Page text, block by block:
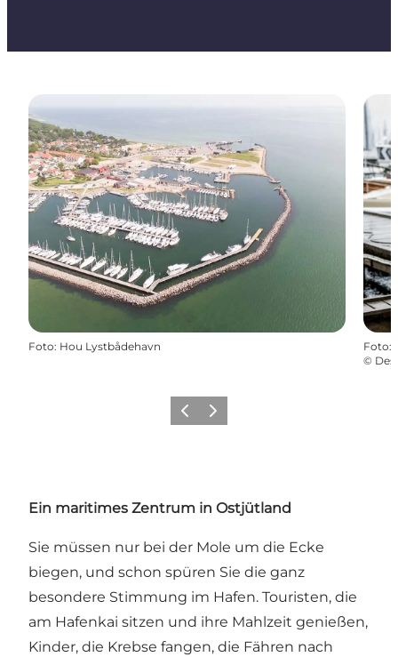
Foto: Hou Lystbådehavn Foto:
©
ZurückWeiter
Ein maritimes Zentrum in Ostjütland
Sie müssen nur bei der Mole um die Ecke
biegen, und schon spüren Sie die ganz
besondere Stimmung im Hafen. Touristen, die
am Hafenkai sitzen und ihre Mahlzeit genießen,
Kinder, die Krebse fangen, die Fähren nach